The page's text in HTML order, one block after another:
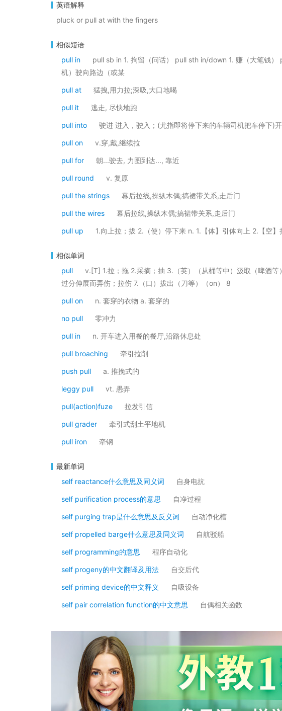
英语解释
pluck or pull at with the fingers
相似短语
pull in
pull sb in 1. 拘留（问话） pull sth in/down 1. 赚（大笔钱
机）驶向路边（或某
pull at 猛拽,用力拉;深吸,大口地喝
pull it 逃走, 尽快地跑
pull into 驶进 进入，驶入；(尤指即将停下来的车辆司机把车停下)
pull on v.穿,戴,继续拉
pull for 朝...驶去, 力图到达..., 靠近
pull round v. 复原
pull the strings 幕后拉线,操纵木偶;搞裙带关系,走后门
pull the wires 幕后拉线,操纵木偶;搞裙带关系,走后门
pull up 1.向上拉；拔 2.（使）停下来 n. 1.【体】引体向上 2.【空
相似单词
pull
v.[T] 1.拉；拖 2.采摘；抽 3.（英）（从桶等中）汲取（啤酒
过分伸展而弄伤；拉伤 7.（口）拔出（刀等）（on） 8
pull on n. 套穿的衣物 a. 套穿的
no pull 零冲力
pull in n. 开车进入用餐的餐厅,沿路休息处
pull broaching 牵引拉削
push pull a. 推挽式的
leggy pull vt. 愚弄
pull(action)fuze 拉发引信
pull grader 牵引式刮土平地机
pull iron 牵钢
最新单词
self reactance什么意思及同义词
自身电抗
self purification process的意思 自净过程
self purging trap是什么意思及反义词 自动净化槽
self propelled barge什么意思及同义词 自航驳船
self programming的意思 程序自动化
self progeny的中文翻译及用法 自交后代
self priming device的中文释义 自吸设备
self pair correlation function的中文意思 自偶相关函数